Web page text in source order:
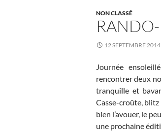
NON CLASSÉ
12 SEPTEMBRE 2014
Journée
rencontrer deux
tranquille et
Casse-croûte,
bien l’avouer, le
une prochaine